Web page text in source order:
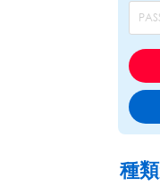
蜜
和風
トッ
練乳
飲
シロッ
専門
シロッ
ドリ
種